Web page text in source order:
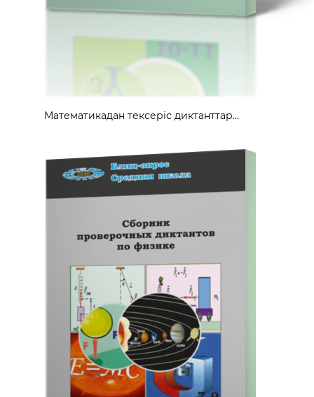
Математикадан тексеріс диктанттар...